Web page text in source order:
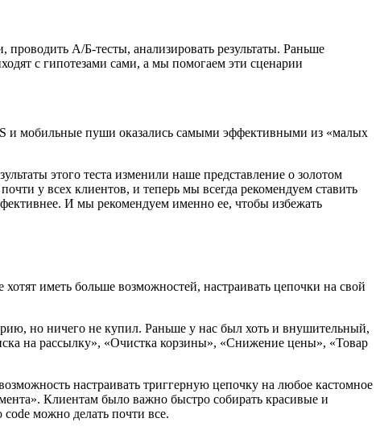
А/Б-тесты, анализировать результаты. Раньше
с гипотезами сами, а мы помогаем эти сценарии
и мобильные пуши оказались самыми эффективными из «малых
этого теста изменили наше представление о золотом
у всех клиентов, и теперь мы всегда рекомендуем ставить
И мы рекомендуем именно ее, чтобы избежать
иметь больше возможностей, настраивать цепочки на свой
но ничего не купил. Раньше у нас был хоть и внушительный,
на рассылку», «Очистка корзины», «Снижение цены», «Товар
настраивать триггерную цепочку на любое кастомное
Клиентам было важно быстро собирать красивые и
можно делать почти все.